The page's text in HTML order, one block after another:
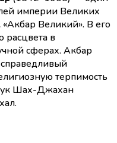
империи Великих
Великий». В его
расцвета в
сферах. Акбар
терпимость
Шах-Джахан